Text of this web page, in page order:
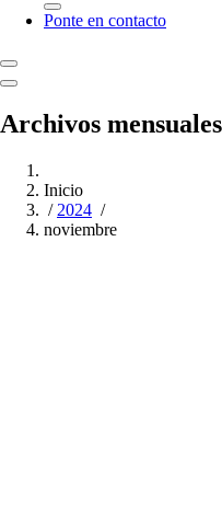
Ponte en contacto
Archivos
Inicio
/ 2024 /
noviembre